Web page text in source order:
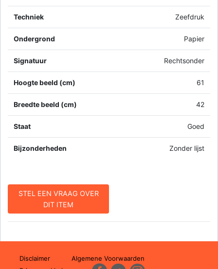
Techniek Zeefdruk
Ondergrond Papier
Signatuur Rechtsonder
Hoogte beeld (cm) 61
Breedte beeld (cm) 42
Staat Goed
Bijzonderheden Zonder lijst
STEL EEN VRAAG OVER
DIT ITEM
Disclaimer
Algemene Voorwaarden